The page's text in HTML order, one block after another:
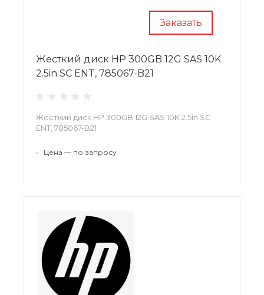
Заказать
Жесткий диск HP 300GB 12G SAS 10K
2.5in SC ENT, 785067-B21
Жесткий диск HP 300GB 12G SAS 10K 2.5in SC
ENT, 785067-B21
• Цена — по запросу